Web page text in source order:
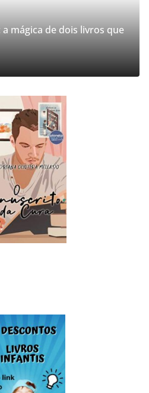
mágica de dois livros que